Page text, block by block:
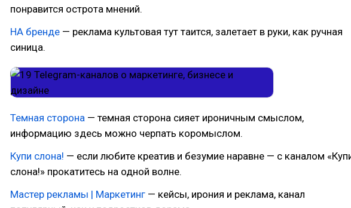
понравится острота мнений.
НА бренде — реклама культовая тут таится, залетает в руки, как ручная
синица.
Темная сторона — темная сторона сияет ироничным смыслом,
информацию здесь можно черпать коромыслом.
Купи слона! — если любите креатив и безумие наравне — с каналом
слона!» прокатитесь на одной волне.
Мастер рекламы | Маркетинг — кейсы, ирония и реклама, канал